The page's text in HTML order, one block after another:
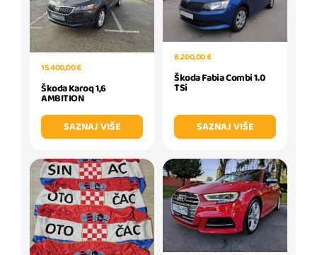
15.400,00 €
Škoda Karoq 1,6
AMBITION
SAZNAJ VIŠE
8.200,00 €
Škoda Fabia Combi 1.0
TSi
SAZNAJ VIŠE